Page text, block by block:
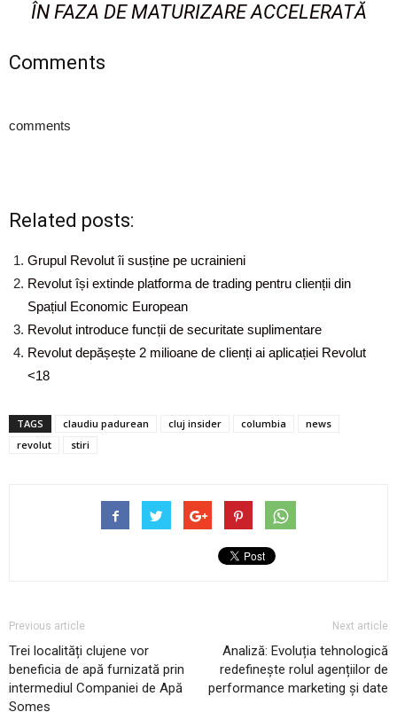
ÎN FAZA DE MATURIZARE ACCELERATĂ
Comments
comments
Related posts:
Grupul Revolut îi susține pe ucrainieni
Revolut își extinde platforma de trading pentru clienții din
Spațiul Economic European
Revolut introduce funcții de securitate suplimentare
Revolut depășește 2 milioane de clienți ai aplicației Revolut
<18
TAGS claudiu padurean cluj insider columbia
news
revolut
stiri
Previous article
Trei localități clujene vor
beneficia de apă furnizată prin
intermediul Companiei de Apă
Someș
Next article
Analiză: Evoluția tehnologică
redefinește rolul agențiilor de
performance marketing și date